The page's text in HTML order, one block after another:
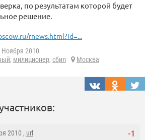
по результатам которой будет
решение.
rnews.html?id=...
Ноября 2010
, милиционер, сбил
Москва
-1
2010 , url